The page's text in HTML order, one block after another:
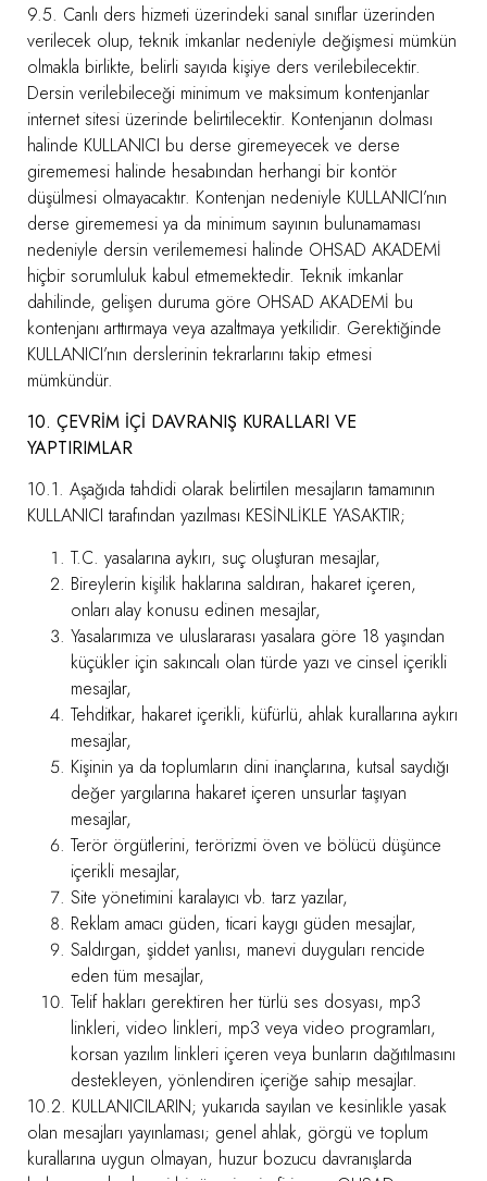
9.5. Canlı ders hizmeti üzerindeki sanal sınıflar üzerinden
verilecek olup, teknik imkanlar nedeniyle değişmesi mümkün
olmakla birlikte, belirli sayıda kişiye ders verilebilecektir.
Dersin verilebileceği minimum ve maksimum kontenjanlar
internet sitesi üzerinde belirtilecektir. Kontenjanın dolması
halinde KULLANICI bu derse giremeyecek ve derse
girememesi halinde hesabından herhangi bir kontör
düşülmesi olmayacaktır. Kontenjan nedeniyle KULLANICI’nın
derse girememesi ya da minimum sayının bulunamaması
nedeniyle dersin verilememesi halinde OHSAD AKADEMİ
hiçbir sorumluluk kabul etmemektedir. Teknik imkanlar
dahilinde, gelişen duruma göre OHSAD AKADEMİ bu
kontenjanı arttırmaya veya azaltmaya yetkilidir. Gerektiğinde
KULLANICI’nın derslerinin tekrarlarını takip etmesi
mümkündür.
10. ÇEVRİM İÇİ DAVRANIŞ KURALLARI VE
YAPTIRIMLAR
10.1. Aşağıda tahdidi olarak belirtilen mesajların tamamının
KULLANICI tarafından yazılması KESİNLİKLE YASAKTIR;
T.C. yasalarına aykırı, suç oluşturan mesajlar,
Bireylerin kişilik haklarına saldıran, hakaret içeren,
onları alay konusu edinen mesajlar,
Yasalarımıza ve uluslararası yasalara göre 18 yaşından
küçükler için sakıncalı olan türde yazı ve cinsel içerikli
mesajlar,
Tehditkar, hakaret içerikli, küfürlü, ahlak kurallarına aykırı
mesajlar,
Kişinin ya da toplumların dini inançlarına, kutsal saydığı
değer yargılarına hakaret içeren unsurlar taşıyan
mesajlar,
Terör örgütlerini, terörizmi öven ve bölücü düşünce
içerikli mesajlar,
Site yönetimini karalayıcı vb. tarz yazılar,
Reklam amacı güden, ticari kaygı güden mesajlar,
Saldırgan, şiddet yanlısı, manevi duyguları rencide
eden tüm mesajlar,
Telif hakları gerektiren her türlü ses dosyası, mp3
linkleri, video linkleri, mp3 veya video programları,
korsan yazılım linkleri içeren veya bunların dağıtılmasını
destekleyen, yönlendiren içeriğe sahip mesajlar.
10.2. KULLANICILARIN; yukarıda sayılan ve kesinlikle yasak
olan mesajları yayınlaması; genel ahlak, görgü ve toplum
kurallarına uygun olmayan, huzur bozucu davranışlarda